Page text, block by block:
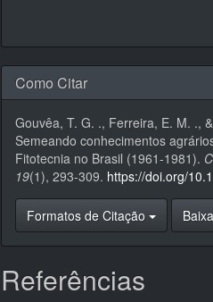
Como Citar
Gouvêa, T. G. ., Ferreira, E. M. .,
Semeando conhecimentos
Fitotecnia no Brasil (1961-1981).
19(1), 293-309. https://doi.org/
Formatos de Citação
Referências